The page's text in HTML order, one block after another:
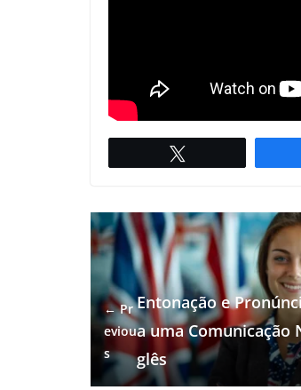
← Pr
eviou
s
Entonação e
a uma Comunicação
glês